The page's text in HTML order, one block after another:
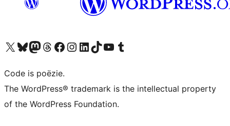
Bezoek ons X (voorheen Twitter) account
Bezoek ons Bluesky account
Bezoek ons Mastodon account
Bezoek ons Threads account
Onze Facebook pagina bezoeken
Bezoek ons Instagram account
Bezoek ons LinkedIn account
Bezoek ons TikTok account
Bezoek ons YouTube kanaalBezoek ons Tumblr account
Code is poëzie.
The WordPress® trademark is the intellectual property
of the WordPress Foundation.